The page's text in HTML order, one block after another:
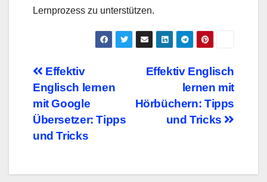
Lernprozess zu unterstützen.
Beitragsnavigation
Effektiv Englisch
lernen mit
Hörbüchern: Tipps
und Tricks
Effektiv
Englisch lernen
mit Google
Übersetzer: Tipps
und Tricks